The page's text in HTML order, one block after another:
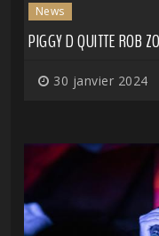
News
PIGGY D QUITTE ROB
30 janvier 2024